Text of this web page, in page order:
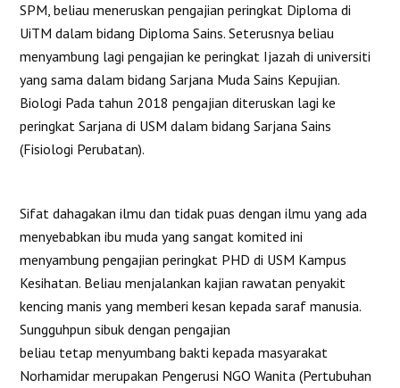
SPM, beliau meneruskan pengajian peringkat Diploma di
UiTM dalam bidang Diploma Sains. Seterusnya beliau
menyambung lagi pengajian ke peringkat Ijazah di universiti
yang sama dalam bidang Sarjana Muda Sains Kepujian.
Biologi Pada tahun 2018 pengajian diteruskan lagi ke
peringkat Sarjana di USM dalam bidang Sarjana Sains
(Fisiologi Perubatan).
Sifat dahagakan ilmu dan tidak puas dengan ilmu yang ada
menyebabkan ibu muda yang sangat komited ini
menyambung pengajian peringkat PHD di USM Kampus
Kesihatan. Beliau menjalankan kajian rawatan penyakit
kencing manis yang memberi kesan kepada saraf manusia.
Sungguhpun sibuk dengan pengajian
beliau tetap menyumbang bakti kepada masyarakat
Norhamidar merupakan Pengerusi NGO Wanita (Pertubuhan